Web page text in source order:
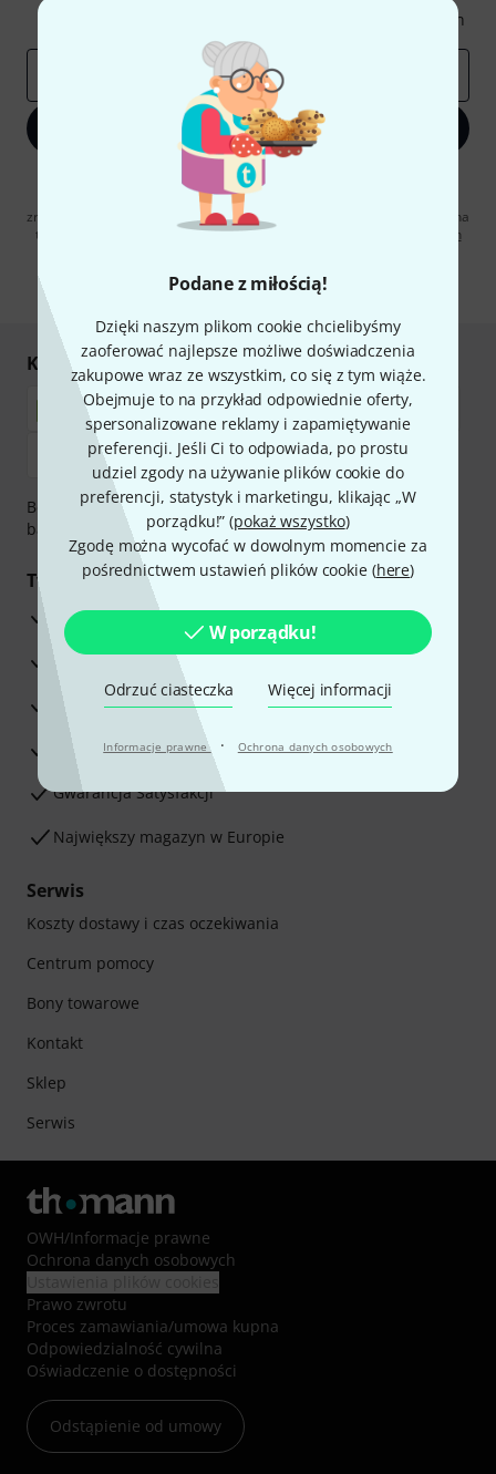
Podane z miłością!
Dzięki naszym plikom cookie chcielibyśmy
zaoferować najlepsze możliwe doświadczenia
zakupowe wraz ze wszystkim, co się z tym wiąże.
Obejmuje to na przykład odpowiednie oferty,
spersonalizowane reklamy i zapamiętywanie
preferencji. Jeśli Ci to odpowiada, po prostu
udziel zgody na używanie plików cookie do
preferencji, statystyk i marketingu, klikając „W
porządku!” (pokaż wszystko)
Zgodę można wycofać w dowolnym momencie za
pośrednictwem ustawień plików cookie (here)
W porządku!
Odrzuć ciasteczka Więcej informacji
Informacje prawne · Ochrona danych osobowych
Spostrzeżenia Thomann
Zapisz się teraz
Klikając na „Zapisz się teraz”, wyrażasz zgodę na otrzymywanie
materialów reklamowych przesyłanych drogą elektroniczną. Możesz
zrezygnować z subskrypcji w dowolnym momencie. Więcej informacji na
temat newslettera można znaleźć w naszych
wytycznych dotyczących
* Wymagany
Kupuj i płać bezpiecznie
Bezpieczna płatność przez Za pobraniem, Przelew
bankowy, PayPal, Blik lub Karta kredytowa.
Twoje korzyści
3-letnia Gwarancja Thomann
30-dniowa gwarancja zwrotu pieniędzy
Serwis Naprawczy
Porada naszych ekspertów
Gwarancja Satysfakcji
Największy magazyn w Europie
Serwis
Koszty dostawy i czas oczekiwania
Centrum pomocy
Bony towarowe
Kontakt
Sklep
Serwis
OWH/Informacje prawne
Ochrona danych osobowych
Prawo zwrotu
Proces zamawiania/umowa kupna
Odpowiedzialność cywilna
Oświadczenie o dostępności
Odstąpienie od umowy